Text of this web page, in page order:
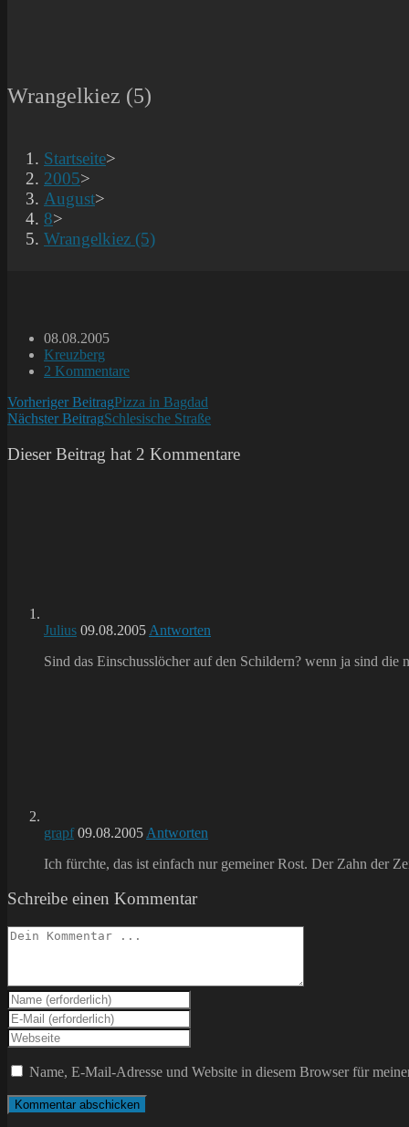
Wrangelkiez (5)
Startseite>
2005>
August>
8>
Wrangelkiez (5)
Beitrag
veröffentlicht:
08.08.2005
Beitrags-
Kategorie:
Kreuzberg
Beitrags-
2 Kommentare
Weitere
Artikel
ansehen
Vorheriger BeitragPizza in Bagdad
Nächster BeitragSchlesische Straße
Dieser Beitrag hat 2 Kommentare
Julius 09.08.2005 Antworten
Sind das Einschusslöcher auf den Schildern? wenn ja sind die
grapf 09.08.2005 Antworten
Ich fürchte, das ist einfach nur gemeiner Rost. Der Zahn der
Schreibe einen Kommentar
Kommentieren
Gib
deinen
Namen
oder
Benutzernamen
zum
Kommentieren
ein
Gib
deine
E-
Mail-
Adresse
zum
Kommentieren
Gib
deine
Website-
ein
(optional)
Name, E-Mail-Adresse und Website in diesem Browser für